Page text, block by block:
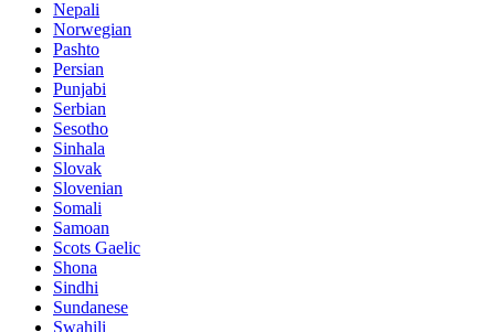
Nepali
Norwegian
Pashto
Persian
Punjabi
Serbian
Sesotho
Sinhala
Slovak
Slovenian
Somali
Samoan
Scots Gaelic
Shona
Sindhi
Sundanese
Swahili